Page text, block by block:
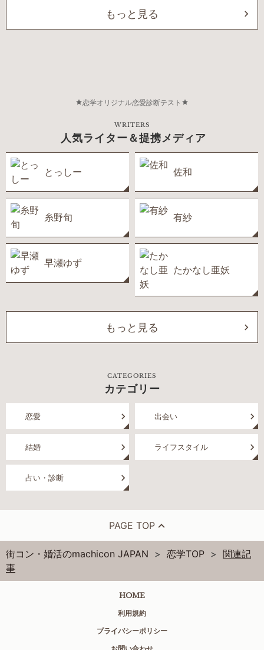
もっと見る
恋学オリジナル恋愛診断テスト
WRITERS
人気ライター＆提携メディア
とっしー 佐和
糸野旬 有紗
早瀬ゆず
たかなし亜妖
もっと見る
CATEGORIES
カテゴリー
恋愛 出会い
結婚 ライフスタイル
占い・診断
PAGE TOP
街コン・婚活のmachicon JAPAN 恋学TOP
関連記
事
HOME
利用規約
プライバシーポリシー